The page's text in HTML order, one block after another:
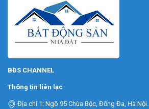
BĐS CHANNEL
Thông tin liên lạc
Địa chỉ 1: Ngõ 95 Chùa Bộc, Đống Đa, Hà Nội.